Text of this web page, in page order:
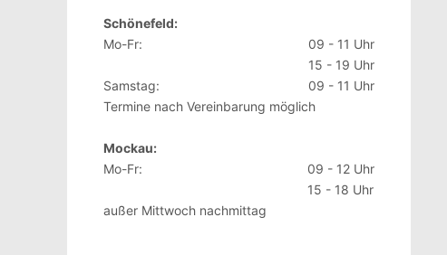
Schönefeld:
Mo-Fr:
09 - 11 Uhr
15 - 19 Uhr
Samstag:
09 - 11 Uhr
Termine nach Vereinbarung möglich
Mockau:
Mo-Fr:
09 - 12 Uhr
15 - 18 Uhr
außer Mittwoch nachmittag